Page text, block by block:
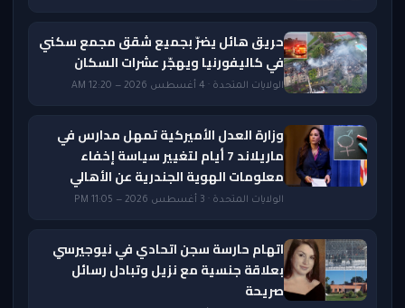
حريق هائل يضرّ بجميع شقق مجمع سكني
في كاليفورنيا ويهجّر عشرات السكان
الولايات المتحدة · 4 أغسطس 2026 — 12:20 AM
وزارة العدل الأميركية تمهل مدارس في
ماريلاند 7 أيام لتغيير سياسة إخفاء
معلومات الهوية الجندرية عن الأهالي
الولايات المتحدة · 3 أغسطس 2026 — 11:05 PM
اتهام حارسة سجن اتحادي في نيوجيرسي
بعلاقة جنسية مع نزيل وتبادل رسائل
صريحة